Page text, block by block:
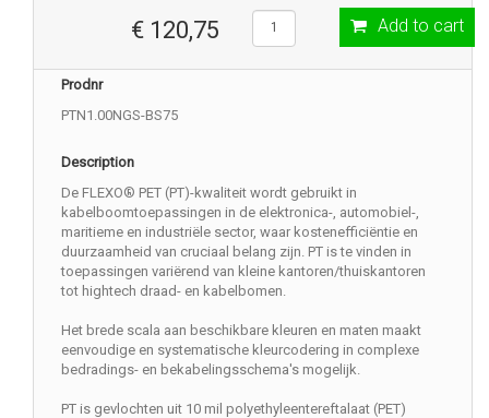
€ 120,75 Add to cart
Prodnr
PTN1.00NGS-BS75
Description
De FLEXO® PET (PT)-kwaliteit wordt gebruikt in
kabelboomtoepassingen in de elektronica-, automobiel-,
maritieme en industriële sector, waar kostenefficiëntie en
duurzaamheid van cruciaal belang zijn. PT is te vinden in
toepassingen variërend van kleine kantoren/thuiskantoren
tot hightech draad- en kabelbomen.
Het brede scala aan beschikbare kleuren en maten maakt
eenvoudige en systematische kleurcodering in complexe
bedradings- en bekabelingsschema's mogelijk.
PT is gevlochten uit 10 mil polyethyleentereftalaat (PET)